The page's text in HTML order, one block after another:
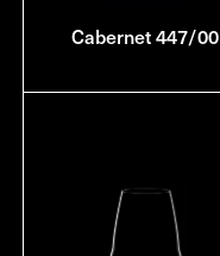
Cabernet 447/00